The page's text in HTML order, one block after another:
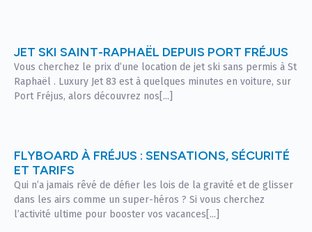
JET SKI SAINT-RAPHAËL DEPUIS PORT FRÉJUS
Vous cherchez le prix d’une location de jet ski sans permis à St
Raphaël . Luxury Jet 83 est à quelques minutes en voiture, sur
Port Fréjus, alors découvrez nos[...]
FLYBOARD À FRÉJUS : SENSATIONS, SÉCURITÉ
ET TARIFS
Qui n’a jamais rêvé de défier les lois de la gravité et de glisser
dans les airs comme un super-héros ? Si vous cherchez
l’activité ultime pour booster vos vacances[...]